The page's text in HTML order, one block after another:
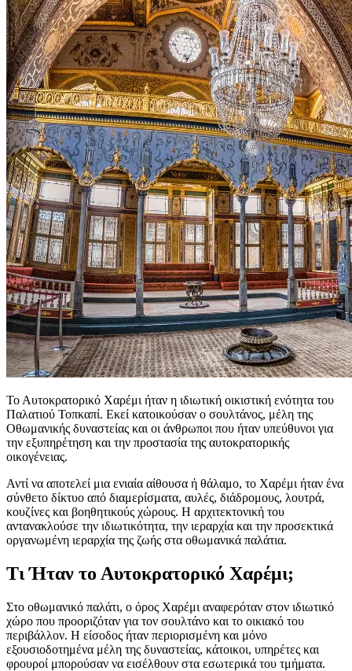
Το Αυτοκρατορικό Χαρέμι ήταν η ιδιωτική οικιστική ενότητα του
Παλατιού Τοπκαπί. Εκεί κατοικούσαν ο σουλτάνος, μέλη της
Οθωμανικής δυναστείας και οι άνθρωποι που ήταν υπεύθυνοι για
την εξυπηρέτηση και την προστασία της αυτοκρατορικής
οικογένειας.
Αντί να αποτελεί μια ενιαία αίθουσα ή θάλαμο, το Χαρέμι ήταν ένα
σύνθετο δίκτυο από διαμερίσματα, αυλές, διάδρομους, λουτρά,
κουζίνες και βοηθητικούς χώρους. Η αρχιτεκτονική του
αντανακλούσε την ιδιωτικότητα, την ιεραρχία και την προσεκτικά
οργανωμένη ιεραρχία της ζωής στα οθωμανικά παλάτια.
Τι Ήταν το Αυτοκρατορικό Χαρέμι;
Στο οθωμανικό παλάτι, ο όρος Χαρέμι αναφερόταν στον ιδιωτικό
χώρο που προοριζόταν για τον σουλτάνο και το οικιακό του
περιβάλλον. Η είσοδος ήταν περιορισμένη και μόνο
εξουσιοδοτημένα μέλη της δυναστείας, κάτοικοι, υπηρέτες και
φρουροί μπορούσαν να εισέλθουν στα εσωτερικά του τμήματα.